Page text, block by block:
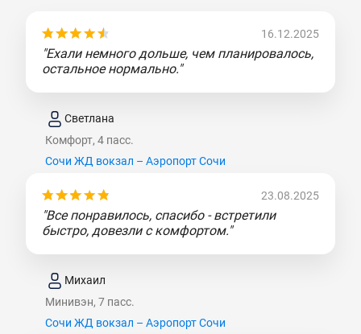
16.12.2025
"Ехали немного дольше, чем планировалось,
остальное нормально."
Светлана
Комфорт, 4 пасс.
Сочи ЖД вокзал – Аэропорт Сочи
23.08.2025
"Все понравилось, спасибо - встретили
быстро, довезли с комфортом."
Михаил
Минивэн, 7 пасс.
Сочи ЖД вокзал – Аэропорт Сочи